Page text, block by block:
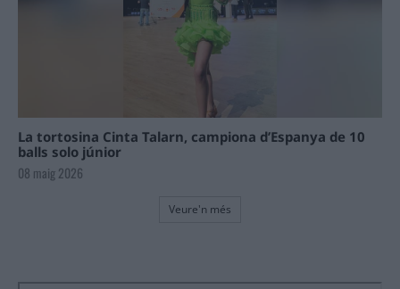
La tortosina Cinta Talarn, campiona d’Espanya de 10
balls solo júnior
08 maig 2026
Veure'n més